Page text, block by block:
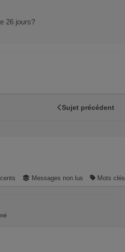
26 jours?
Sujet précédent
Messages non lus Mots clés